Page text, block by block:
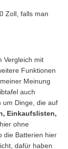
Zoll, falls man
Vergleich mit
Funktionen
Meinung
auch
um Dinge, die auf
Einkaufslisten,
ohne
die Batterien hier
dafür haben